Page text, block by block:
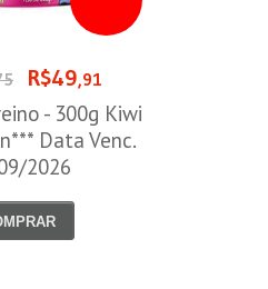
R$49,91
- 300g Kiwi
Data Venc.
2026